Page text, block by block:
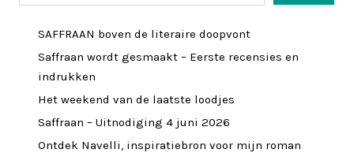
SAFFRAAN boven de literaire doopvont
Saffraan wordt gesmaakt – Eerste recensies en
indrukken
Het weekend van de laatste loodjes
Saffraan – Uitnodiging 4 juni 2026
Ontdek Navelli, inspiratiebron voor mijn roman